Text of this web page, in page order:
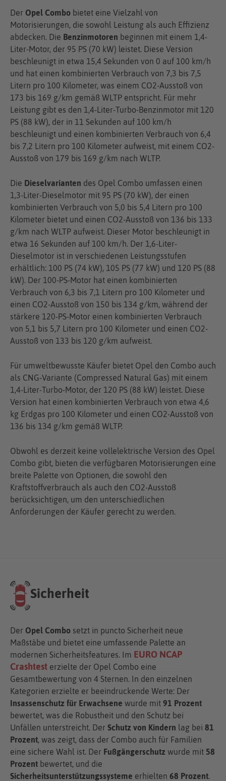
Der Opel Combo bietet eine Vielzahl von
Motorisierungen, die sowohl Leistung als auch Effizienz
abdecken. Die Benzinmotoren beginnen mit einem 1,4-
Liter-Motor, der 95 PS (70 kW) leistet. Diese Version
beschleunigt in etwa 15,4 Sekunden von 0 auf 100 km/h
und hat einen kombinierten Verbrauch von 7,3 bis 7,5
Litern pro 100 Kilometer, was einem CO2-Ausstoß von
173 bis 169 g/km gemäß WLTP entspricht. Für mehr
Leistung gibt es den 1,4-Liter-Turbo-Benzinmotor mit 120
PS (88 kW), der in 11 Sekunden auf 100 km/h
beschleunigt und einen kombinierten Verbrauch von 6,4
bis 7,2 Litern pro 100 Kilometer aufweist, mit einem CO2-
Ausstoß von 179 bis 169 g/km nach WLTP.
Die Dieselvarianten des Opel Combo umfassen einen
1,3-Liter-Dieselmotor mit 95 PS (70 kW), der einen
kombinierten Verbrauch von 5,0 bis 5,4 Litern pro 100
Kilometer bietet und einen CO2-Ausstoß von 136 bis 133
g/km nach WLTP aufweist. Dieser Motor beschleunigt in
etwa 16 Sekunden auf 100 km/h. Der 1,6-Liter-
Dieselmotor ist in verschiedenen Leistungsstufen
erhältlich: 100 PS (74 kW), 105 PS (77 kW) und 120 PS (88
kW). Der 100-PS-Motor hat einen kombinierten
Verbrauch von 6,3 bis 7,1 Litern pro 100 Kilometer und
einen CO2-Ausstoß von 150 bis 134 g/km, während der
stärkere 120-PS-Motor einen kombinierten Verbrauch
von 5,1 bis 5,7 Litern pro 100 Kilometer und einen CO2-
Ausstoß von 133 bis 120 g/km aufweist.
Für umweltbewusste Käufer bietet Opel den Combo auch
als CNG-Variante (Compressed Natural Gas) mit einem
1,4-Liter-Turbo-Motor, der 120 PS (88 kW) leistet. Diese
Version hat einen kombinierten Verbrauch von etwa 4,6
kg Erdgas pro 100 Kilometer und einen CO2-Ausstoß von
136 bis 134 g/km gemäß WLTP.
Obwohl es derzeit keine vollelektrische Version des Opel
Combo gibt, bieten die verfügbaren Motorisierungen eine
breite Palette von Optionen, die sowohl den
Kraftstoffverbrauch als auch den CO2-Ausstoß
berücksichtigen, um den unterschiedlichen
Anforderungen der Käufer gerecht zu werden.
Sicherheit
Der Opel Combo setzt in puncto Sicherheit neue
Maßstäbe und bietet eine umfassende Palette an
modernen Sicherheitsfeatures. Im EURO NCAP
Crashtest erzielte der Opel Combo eine
Gesamtbewertung von 4 Sternen. In den einzelnen
Kategorien erzielte er beeindruckende Werte: Der
Insassenschutz für Erwachsene wurde mit 91 Prozent
bewertet, was die Robustheit und den Schutz bei
Unfällen unterstreicht. Der Schutz von Kindern lag bei 81
Prozent, was zeigt, dass der Combo auch für Familien
eine sichere Wahl ist. Der Fußgängerschutz wurde mit 58
Prozent bewertet, und die
Sicherheitsunterstützungssysteme erhielten 68 Prozent.